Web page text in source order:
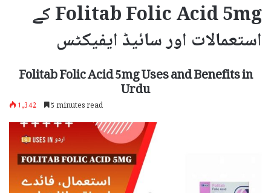
Folitab Folic Acid 5mg کے
استعمالات اور سائیڈ ایفیکٹس
Folitab Folic Acid 5mg Uses and Benefits in
Urdu
1,342 5 minutes read